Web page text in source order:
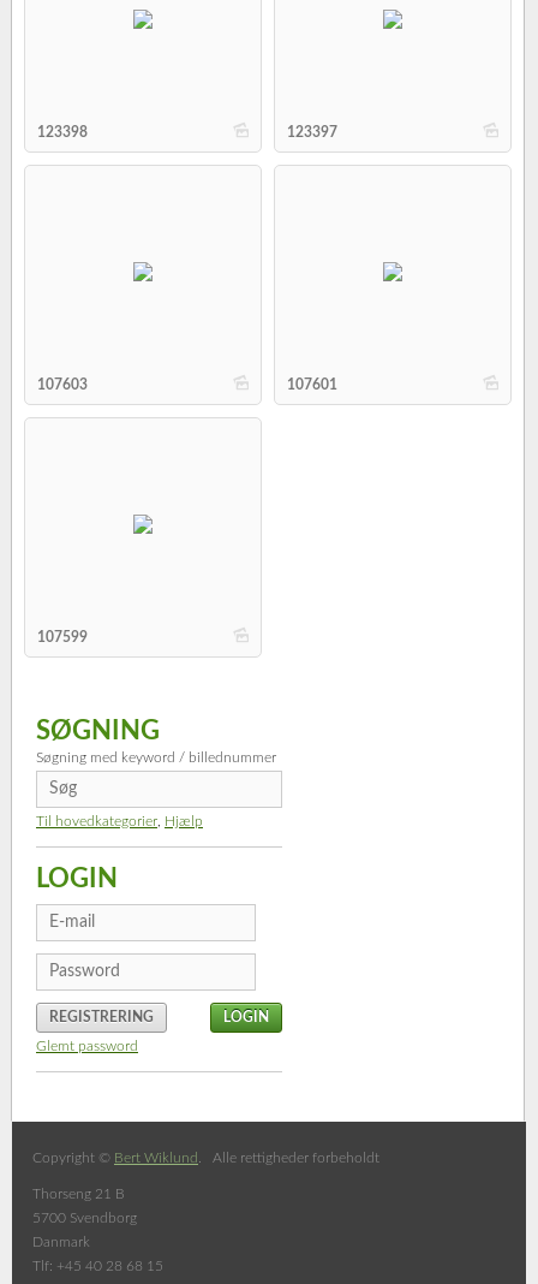
b
123398 b
123397
b
107603 b
107601
b
107599
SØGNING
Søgning med keyword / billednummer
Til hovedkategorier Hjælp
LOGIN
REGISTRERING
Glemt password
Copyright © Bert Wiklund . Alle rettigheder forbeholdt
Thorseng 21 B
5700 Svendborg
Danmark
Tlf: +45 40 28 68 15